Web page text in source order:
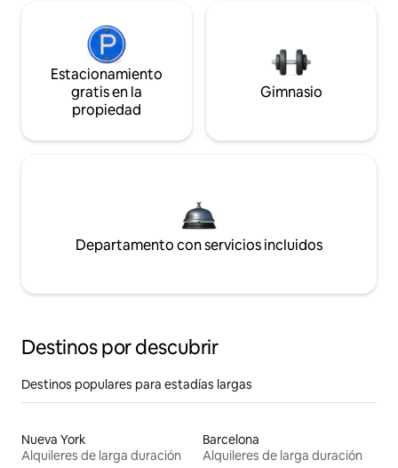
Estacionamiento
gratis en la
propiedad
Gimnasio
Departamento con servicios incluidos
Destinos por descubrir
Destinos populares para estadías largas
Nueva York
Alquileres de larga duración
Barcelona
Alquileres de larga duración